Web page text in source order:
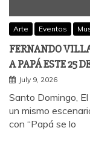
Arte Eventos
FERNANDO
A PAPÁ ESTE 25
July 9, 2026
Santo Domingo,
un mismo
con “Papá se lo